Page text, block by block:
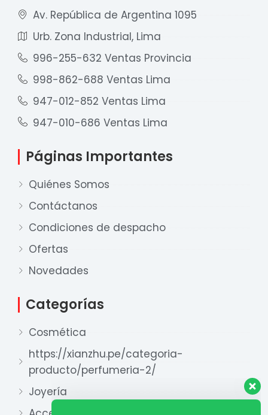
Av. República de Argentina 1095
Urb. Zona Industrial, Lima
996-255-632 Ventas Provincia
998-862-688 Ventas Lima
947-012-852 Ventas Lima
947-010-686 Ventas Lima
Páginas Importantes
Quiénes Somos
Contáctanos
Condiciones de despacho
Ofertas
Novedades
Categorías
Cosmética
https://xianzhu.pe/categoria-
producto/perfumeria-2/
Joyería
Nuestro equipo de ventas está aquí
para responder a sus preguntas. ¡Lo
Disponible
Ventas Lima 1
Disponible